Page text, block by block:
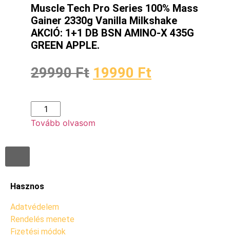
Muscle Tech Pro Series 100% Mass
Gainer 2330g Vanilla Milkshake
AKCIÓ: 1+1 DB BSN AMINO-X 435G
GREEN APPLE.
29990Ft 19990 Ft
Tovább olvasom
Hasznos
Adatvédelem
Rendelés menete
Fizetési módok